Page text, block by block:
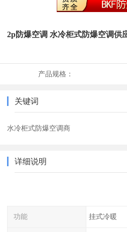
2p防爆空调 水冷柜式防爆空调供
产品规格：
关键词
水冷柜式防爆空调商
详细说明
功能 挂式冷暖